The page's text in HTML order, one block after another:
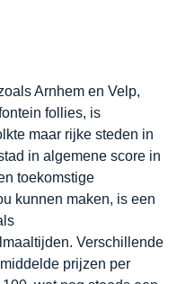
Arnhem en Velp,
follies, is
maar rijke steden in
in algemene score in
toekomstige
kunnen maken, is een
Verschillende
prijzen per